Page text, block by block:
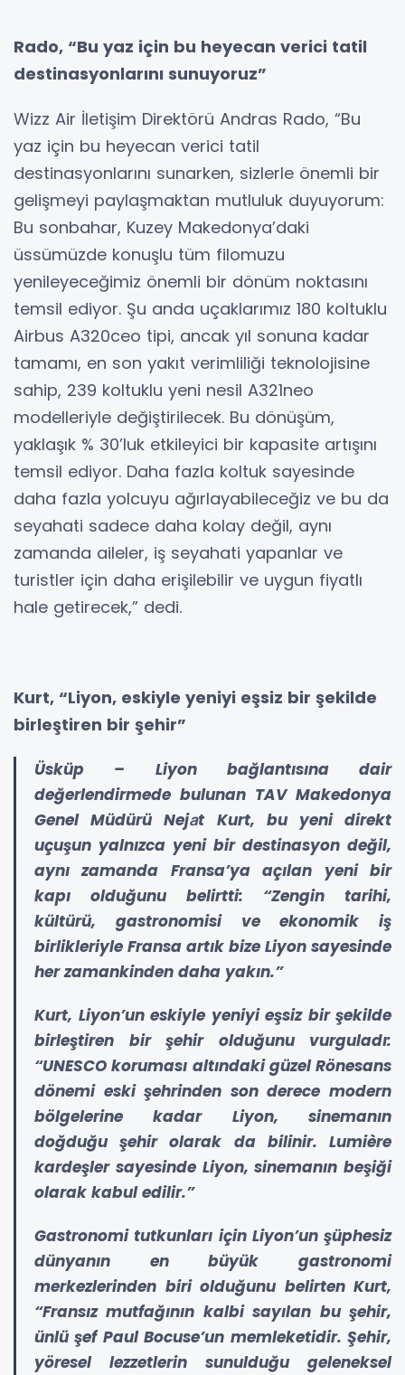
Rado, “Bu yaz için bu heyecan verici tatil
destinasyonlarını sunuyoruz”
Wizz Air İletişim Direktörü Andras Rado, “Bu
yaz için bu heyecan verici tatil
destinasyonlarını sunarken, sizlerle önemli bir
gelişmeyi paylaşmaktan mutluluk duyuyorum:
Bu sonbahar, Kuzey Makedonya’daki
üssümüzde konuşlu tüm filomuzu
yenileyeceğimiz önemli bir dönüm noktasını
temsil ediyor. Şu anda uçaklarımız 180 koltuklu
Airbus A320ceo tipi, ancak yıl sonuna kadar
tamamı, en son yakıt verimliliği teknolojisine
sahip, 239 koltuklu yeni nesil A321neo
modelleriyle değiştirilecek. Bu dönüşüm,
yaklaşık % 30’luk etkileyici bir kapasite artışını
temsil ediyor. Daha fazla koltuk sayesinde
daha fazla yolcuyu ağırlayabileceğiz ve bu da
seyahati sadece daha kolay değil, aynı
zamanda aileler, iş seyahati yapanlar ve
turistler için daha erişilebilir ve uygun fiyatlı
hale getirecek,” dedi.
Kurt, “Liyon, eskiyle yeniyi eşsiz bir şekilde
birleştiren bir şehir”
Üsküp – Liyon bağlantısına dair
değerlendirmede bulunan TAV Makedonya
Genel Müdürü Nejаt Kurt, bu yeni direkt
uçuşun yalnızca yeni bir destinasyon değil,
aynı zamanda Fransa’ya açılan yeni bir
kapı olduğunu belirtti: “Zengin tarihi,
kültürü, gastronomisi ve ekonomik iş
birlikleriyle Fransa artık bize Liyon sayesinde
her zamankinden daha yakın.”
Kurt, Liyon’un eskiyle yeniyi eşsiz bir şekilde
birleştiren bir şehir olduğunu vurguladı:
“UNESCO koruması altındaki güzel Rönesans
dönemi eski şehrinden son derece modern
bölgelerine kadar Liyon, sinemanın
doğduğu şehir olarak da bilinir. Lumière
kardeşler sayesinde Liyon, sinemanın beşiği
olarak kabul edilir.”
Gastronomi tutkunları için Liyon’un şüphesiz
dünyanın en büyük gastronomi
merkezlerinden biri olduğunu belirten Kurt,
“Fransız mutfağının kalbi sayılan bu şehir,
ünlü şef Paul Bocuse’un memleketidir. Şehir,
yöresel lezzetlerin sunulduğu geleneksel